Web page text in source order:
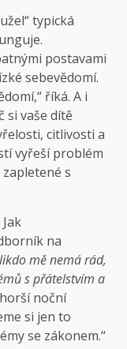
typická
postavami
sebevědomí.
říká. A i
si vaše dítě
citlivosti a
vyřeší problém
s
na
mě nemá rád,
s přátelstvím a
noční
si jen to
se zákonem.“